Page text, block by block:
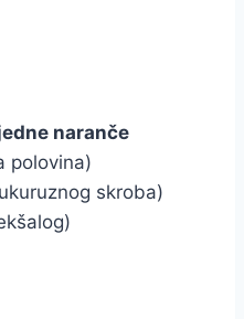
naranče
polovina)
skroba)